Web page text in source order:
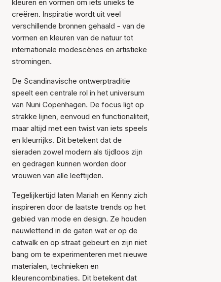
kleuren en vormen om iets unieks te
creëren. Inspiratie wordt uit veel
verschillende bronnen gehaald - van de
vormen en kleuren van de natuur tot
internationale modescènes en artistieke
stromingen.
De Scandinavische ontwerptraditie
speelt een centrale rol in het universum
van Nuni Copenhagen. De focus ligt op
strakke lijnen, eenvoud en functionaliteit,
maar altijd met een twist van iets speels
en kleurrijks. Dit betekent dat de
sieraden zowel modern als tijdloos zijn
en gedragen kunnen worden door
vrouwen van alle leeftijden.
Tegelijkertijd laten Mariah en Kenny zich
inspireren door de laatste trends op het
gebied van mode en design. Ze houden
nauwlettend in de gaten wat er op de
catwalk en op straat gebeurt en zijn niet
bang om te experimenteren met nieuwe
materialen, technieken en
kleurencombinaties. Dit betekent dat